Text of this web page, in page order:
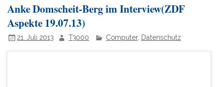
Anke Domscheit-Berg im Interview(ZDF
Aspekte 19.07.13)
21. Juli 2013 T3000 Computer, Datenschutz